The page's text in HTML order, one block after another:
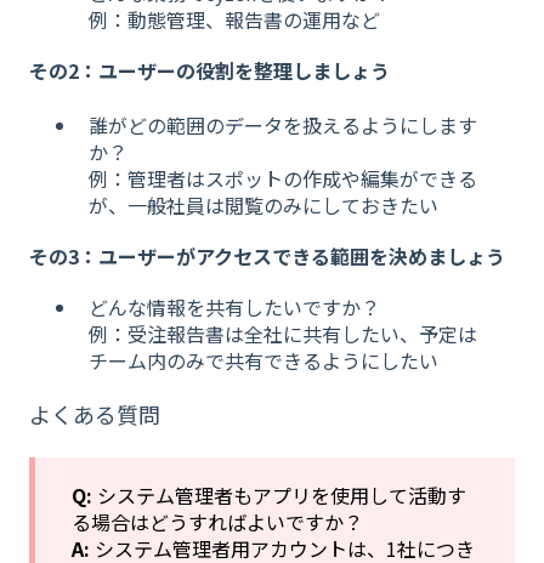
例：動態管理、報告書の運用など
その2：ユーザーの役割を整理しましょう
誰がどの範囲のデータを扱えるようにします
か？
例：管理者はスポットの作成や編集ができる
が、一般社員は閲覧のみにしておきたい
その3：ユーザーがアクセスできる範囲を決めましょう
どんな情報を共有したいですか？
例：受注報告書は全社に共有したい、予定は
チーム内のみで共有できるようにしたい
よくある質問
Q: システム管理者もアプリを使用して活動す
る場合はどうすればよいですか？
A: システム管理者用アカウントは、1社につき